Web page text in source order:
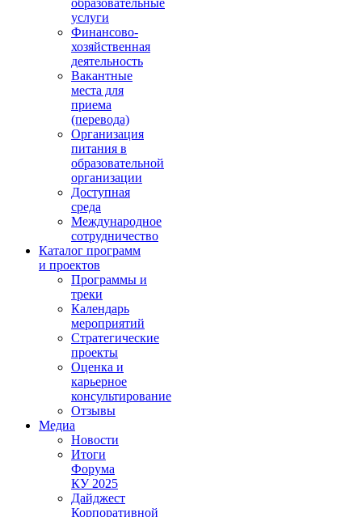
услуги
Финансово-
хозяйственная
деятельность
Вакантные
места для
приема
(перевода)
Организация
питания в
образовательной
организации
Доступная
среда
Международное
сотрудничество
Каталог программ
и проектов
Программы и
треки
Календарь
мероприятий
Стратегические
проекты
Оценка и
карьерное
консультирование
Отзывы
Медиа
Новости
Итоги
Форума
КУ 2025
Дайджест
Корпоративной